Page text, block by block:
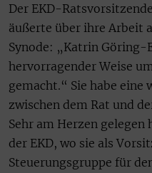
Der EKD-
äußerte über ihre Arbeit
Synode: „Katrin Göring-
hervorragender Weise
gemacht.“ Sie habe
zwischen dem Rat und
Sehr am Herzen gelegen
der EKD, wo sie als
Steuerungsgruppe für